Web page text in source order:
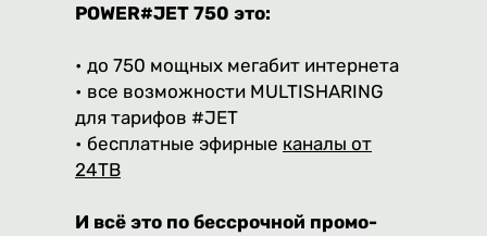
POWER#JET 750 это:
• до 750 мощных мегабит интернета
• все возможности MULTISHARING
для тарифов #JET
• бесплатные эфирные каналы от
24ТВ
И всё это по бессрочной промо-